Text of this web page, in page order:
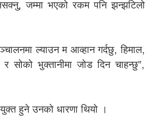
जम्मा भएको रकम पनि झन्झटिलो
ल्याउन म आव्हान गर्दछु, हिमाल,
सोको भुक्तानीमा जोड दिन चाहन्छु”,
हुने उनको धारणा थियो ।